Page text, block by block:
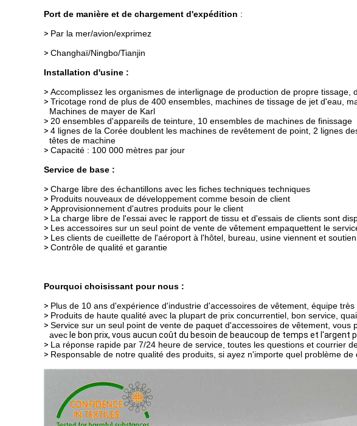
Port de manière et de chargement d'expédition :
> Par la mer/avion/exprimez
> Changhaï/Ningbo/Tianjin
Installation d'usine :
> Accomplissez les organismes de interlignage de production de propre tissage,
> Tricotage rond de plus de 400 ensembles, machines de tissage de jet d'eau,
Machines de mayer de Karl
> 20 ensembles d'appareils de teinture, 10 ensembles de machines de finissage
> 4 lignes de la Corée doublent les machines de revêtement de point, 2 lignes
têtes de machine
> Capacité : 100 000 mètres par jour
Service de base :
> Charge libre des échantillons avec les fiches techniques techniques
> Produits nouveaux de développement comme besoin de client
> Approvisionnement d'autres produits pour le client
> La charge libre de l'essai avec le rapport de tissu et d'essais de clients sont
> Les accessoires sur un seul point de vente de vêtement empaquettent le
> Les clients de cueillette de l'aéroport à l'hôtel, bureau, usine viennent et
> Contrôle de qualité et garantie
Pourquoi choisissant pour nous :
> Plus de 10 ans d'expérience d'industrie d'accessoires de vêtement, équipe
> Produits de haute qualité avec la plupart de prix concurrentiel, bon service,
> Service sur un seul point de vente de paquet d'accessoires de vêtement, vous
avec le bon prix, vous aucun coût du besoin de beaucoup de temps et
> La réponse rapide par 7/24 heure de service, toutes les questions et courrier
> Responsable de notre qualité des produits, si ayez n'importe quel problème de